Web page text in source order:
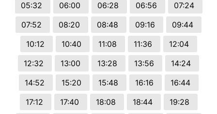
05:32 06:00 06:28 06:56
07:24
07:52
08:20 08:48 09:16
09:44
10:12
10:40 11:08 11:36
12:04
12:32
13:00 13:28 13:56
14:24
14:52
15:20 15:48 16:16
16:44
17:12
17:40 18:08 18:44
19:28